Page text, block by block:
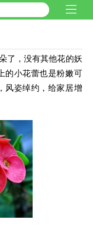
了，没有其他花的妖
的小花蕾也是粉嫩可
风姿绰约，给家居增